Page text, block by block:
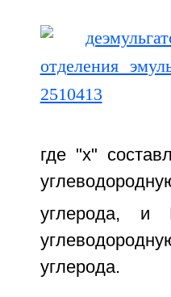
где "x"
углерода, и
углерода.